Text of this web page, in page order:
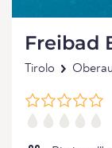
Freibad
Tirolo Oberau